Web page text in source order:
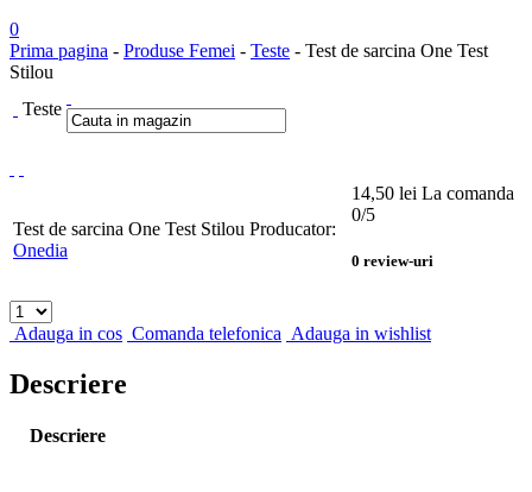
0
Prima pagina - Produse Femei - Teste - Test de sarcina One Test
Stilou
Teste
Test de sarcina One Test Stilou Producator:
Onedia
14,50 lei La comanda
0/5
0 review-uri
Adauga in cos Comanda telefonica Adauga in wishlist
Descriere
Descriere